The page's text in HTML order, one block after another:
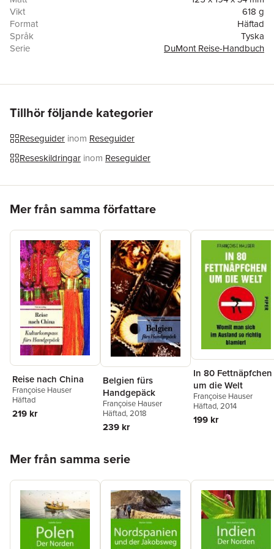
Vikt
618 g
Format
Häftad
Språk
Tyska
Serie
DuMont Reise-Handbuch
Förlag
Dumont Reise Vlg GmbH + C
Tillhör följande kategorier
Reseguider inom Reseguider
Reseskildringar inom Reseguider
Mer från samma författare
Reise nach China
Françoise Hauser
Häftad
219 kr
Belgien fürs
Handgepäck
Françoise Hauser
Häftad, 2018
239 kr
In 80 Fettnäpfchen
um die Welt
Françoise Hauser
Häftad, 2014
199 kr
Mer från samma serie